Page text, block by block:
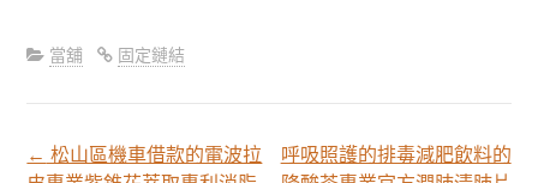
當舖 固定鏈結
← 松山區機車借款的電波拉
呼吸照護的排毒減肥飲料的